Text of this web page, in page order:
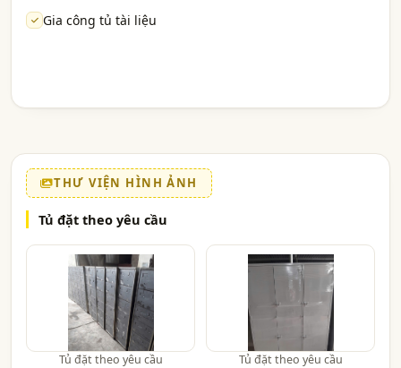
Gia công tủ tài liệu
THƯ VIỆN HÌNH ẢNH
Tủ đặt theo yêu cầu
Tủ đặt theo yêu cầu Tủ đặt theo yêu cầu